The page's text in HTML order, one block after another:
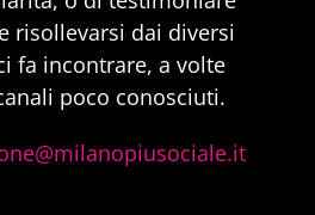
risollevarsi dai diversi
fa incontrare, a volte
poco conosciuti.